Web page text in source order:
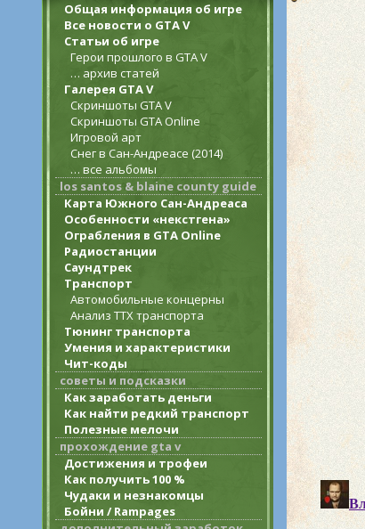
Общая информация об игре
Все новости о GTA V
Статьи об игре
Герои прошлого в GTA V
… архив статей
Галерея GTA V
Скриншоты GTA V
Скриншоты GTA Online
Игровой арт
Снег в Сан-Андреасе (2014)
… все альбомы
los santos & blaine county guide
Карта Южного Сан-Андреаса
Особенности «некстгена»
Ограбления в GTA Online
Радиостанции
Саундтрек
Транспорт
Автомобильные концерны
Анализ ТТХ транспорта
Тюнинг транспорта
Умения и характеристики
Чит-коды
советы и подсказки
Как заработать деньги
Как найти редкий транспорт
Полезные мелочи
прохождение gta v
Достижения и трофеи
Как получить 100 %
Чудаки и незнакомцы
Бойни / Rampages